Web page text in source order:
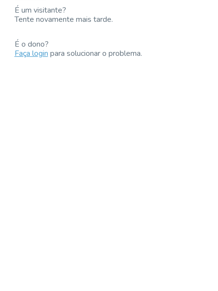
É um visitante?
Tente novamente mais tarde.
É o dono?
Faça loginpara solucionar o problema.